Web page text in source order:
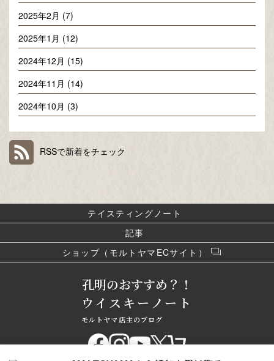
2025年2月 (7)
2025年1月 (12)
2024年12月 (15)
2024年11月 (14)
2024年10月 (3)
RSSで新着をチェック
テイスティングノート
記事
ショップ（モルトヤマECサイト）
孔明のおすすめ？！
ウイスキーノート
モルトヤマ店主のブログ